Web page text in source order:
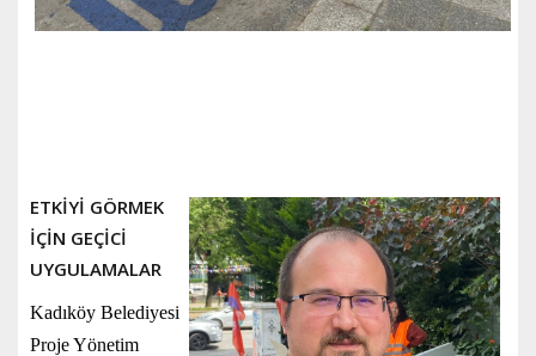
ETKİYİ GÖRMEK
İÇİN GEÇİCİ
UYGULAMALAR
Kadıköy Belediyesi
Proje Yönetim